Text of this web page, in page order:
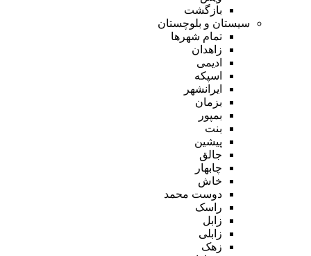
بازگشت
سیستان و بلوچستان
تمام شهر‌ها
زاهدان
ادیمی
اسپکه
ایرانشهر
بزمان
بمپور
بنت
پیشین
جالق
چابهار
خاش
دوست محمد
راسک
زابل
زابلی
زهک